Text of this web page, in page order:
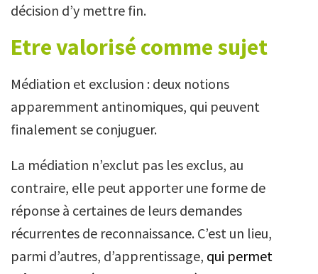
décision d’y mettre fin.
Etre valorisé comme sujet
Médiation et exclusion : deux notions
apparemment antinomiques, qui peuvent
finalement se conjuguer.
La médiation n’exclut pas les exclus, au
contraire, elle peut apporter une forme de
réponse à certaines de leurs demandes
récurrentes de reconnaissance. C’est un lieu,
parmi d’autres, d’apprentissage, qui permet